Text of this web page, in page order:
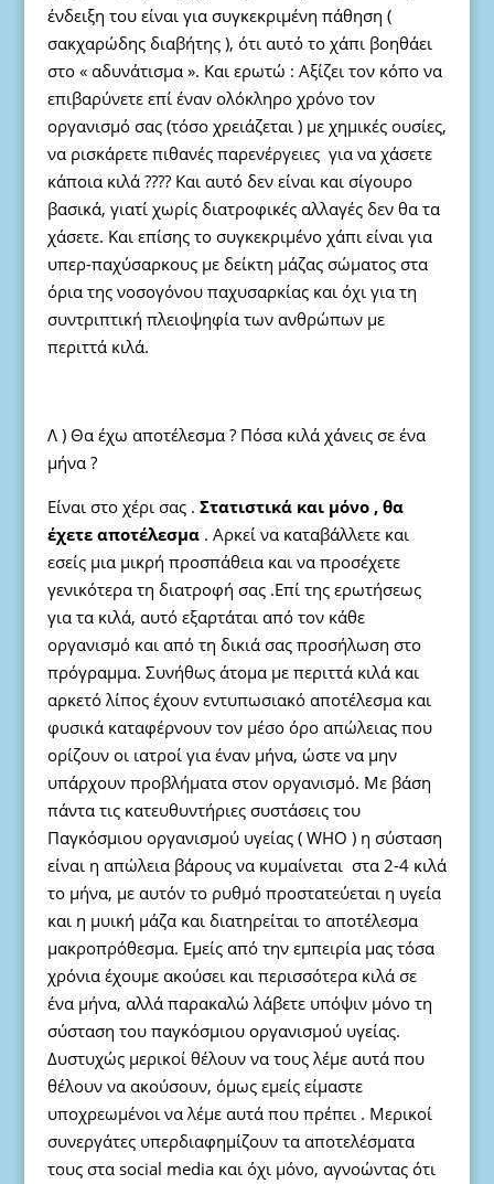
ένδειξη του είναι για συγκεκριμένη πάθηση (
σακχαρώδης διαβήτης ), ότι αυτό το χάπι βοηθάει
στο « αδυνάτισμα ». Και ερωτώ : Aξίζει τον κόπο να
επιβαρύνετε επί έναν ολόκληρο χρόνο τον
οργανισμό σας (τόσο χρειάζεται ) με χημικές ουσίες,
να ρισκάρετε πιθανές παρενέργειες για να χάσετε
κάποια κιλά ???? Και αυτό δεν είναι και σίγουρο
βασικά, γιατί χωρίς διατροφικές αλλαγές δεν θα τα
χάσετε. Και επίσης το συγκεκριμένο χάπι είναι για
υπερ-παχύσαρκους με δείκτη μάζας σώματος στα
όρια της νοσογόνου παχυσαρκίας και όχι για τη
συντριπτική πλειοψηφία των ανθρώπων με
περιττά κιλά.
Λ ) Θα έχω αποτέλεσμα ? Πόσα κιλά χάνεις σε ένα
μήνα ?
Είναι στο χέρι σας . Στατιστικά και μόνο , θα
έχετε αποτέλεσμα. Αρκεί να καταβάλλετε και
εσείς μια μικρή προσπάθεια και να προσέχετε
γενικότερα τη διατροφή σας .Επί της ερωτήσεως
για τα κιλά, αυτό εξαρτάται από τον κάθε
οργανισμό και από τη δικιά σας προσήλωση στο
πρόγραμμα. Συνήθως άτομα με περιττά κιλά και
αρκετό λίπος έχουν εντυπωσιακό αποτέλεσμα και
φυσικά καταφέρνουν τον μέσο όρο απώλειας που
ορίζουν οι ιατροί για έναν μήνα, ώστε να μην
υπάρχουν προβλήματα στον οργανισμό. Με βάση
πάντα τις κατευθυντήριες συστάσεις του
Παγκόσμιου οργανισμού υγείας ( WHO ) η σύσταση
είναι η απώλεια βάρους να κυμαίνεται στα 2-4 κιλά
το μήνα, με αυτόν το ρυθμό προστατεύεται η υγεία
και η μυική μάζα και διατηρείται το αποτέλεσμα
μακροπρόθεσμα. Εμείς από την εμπειρία μας τόσα
χρόνια έχουμε ακούσει και περισσότερα κιλά σε
ένα μήνα, αλλά παρακαλώ λάβετε υπόψιν μόνο τη
σύσταση του παγκόσμιου οργανισμού υγείας.
Δυστυχώς μερικοί θέλουν να τους λέμε αυτά που
θέλουν να ακούσουν, όμως εμείς είμαστε
υποχρεωμένοι να λέμε αυτά που πρέπει . Mερικοί
συνεργάτες υπερδιαφημίζουν τα αποτελέσματα
τους στα social media και όχι μόνο, αγνοώντας ότι